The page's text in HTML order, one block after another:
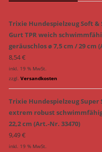
Trixie Hundespielzeug Soft &
Gurt TPR weich
geräuschlos ø 7,5 cm / 29 cm
8,54€
inkl. 19 % MwSt.
zzgl. Versandkosten
Trixie Hundespielzeug Super
extrem robust
22,2 cm (Art.-Nr. 33470)
9,49€
inkl. 19 % MwSt.